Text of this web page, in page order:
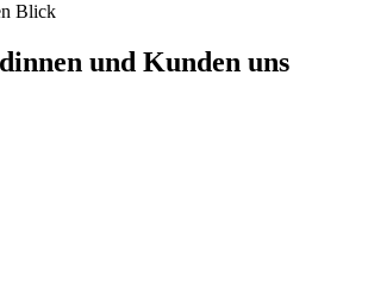
Blick
und Kunden uns